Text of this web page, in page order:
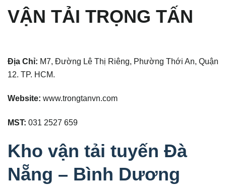
VẬN TẢI TRỌNG TẤN
Địa Chỉ: M7, Đường Lê Thị Riêng, Phường Thới An, Quận
12. TP. HCM.
Website: www.trongtanvn.com
MST: 031 2527 659
Kho vận tải tuyến Đà
Nẵng – Bình Dương